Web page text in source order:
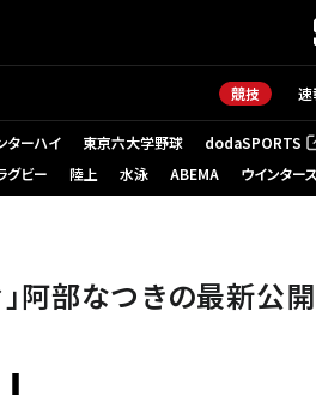
競技 速
ターハイ 東京六大学野球 dodaSPORTS
（新しいタブで開く
グビー 陸上 水泳 ABEMA ウインター
」阿部なつきの最新公